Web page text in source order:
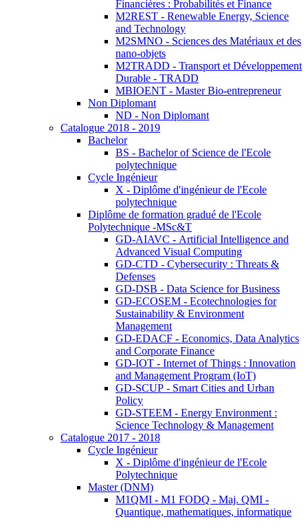
Financières : Probabilités et Finance
M2REST - Renewable Energy, Science
and Technology
M2SMNO - Sciences des Matériaux et des
nano-objets
M2TRADD - Transport et Développement
Durable - TRADD
MBIOENT - Master Bio-entrepreneur
Non Diplomant
ND - Non Diplomant
Catalogue 2018 - 2019
Bachelor
BS - Bachelor of Science de l'Ecole
polytechnique
Cycle Ingénieur
X - Diplôme d'ingénieur de l'Ecole
polytechnique
Diplôme de formation gradué de l'Ecole
Polytechnique -MSc&T
GD-AIAVC - Artificial Intelligence and
Advanced Visual Computing
GD-CTD - Cybersecurity : Threats &
Defenses
GD-DSB - Data Science for Business
GD-ECOSEM - Ecotechnologies for
Sustainability & Environment
Management
GD-EDACF - Economics, Data Analytics
and Corporate Finance
GD-IOT - Internet of Things : Innovation
and Management Program (IoT)
GD-SCUP - Smart Cities and Urban
Policy
GD-STEEM - Energy Environment :
Science Technology & Management
Catalogue 2017 - 2018
Cycle Ingénieur
X - Diplôme d'ingénieur de l'Ecole
Polytechnique
Master (DNM)
M1QMI - M1 FODQ - Maj. QMI -
Quantique, mathematiques, informatique